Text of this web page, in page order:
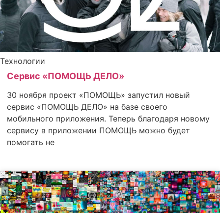
Технологии
Сервис «ПОМОЩЬ ДЕЛО»
30 ноября проект «ПОМОЩЬ» запустил новый
сервис «ПОМОЩЬ ДЕЛО» на базе своего
мобильного приложения. Теперь благодаря новому
сервису в приложении ПОМОЩЬ можно будет
помогать не